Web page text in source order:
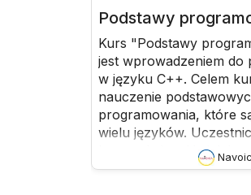
Podstawy
Kurs "Podstawy
jest wprowadzeniem do
w języku C++. Celem
nauczenie
programowania, które
wielu języków.
konstrukcje takie jak
warunkowe, pętle,